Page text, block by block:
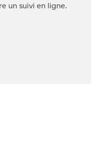
un suivi en ligne.